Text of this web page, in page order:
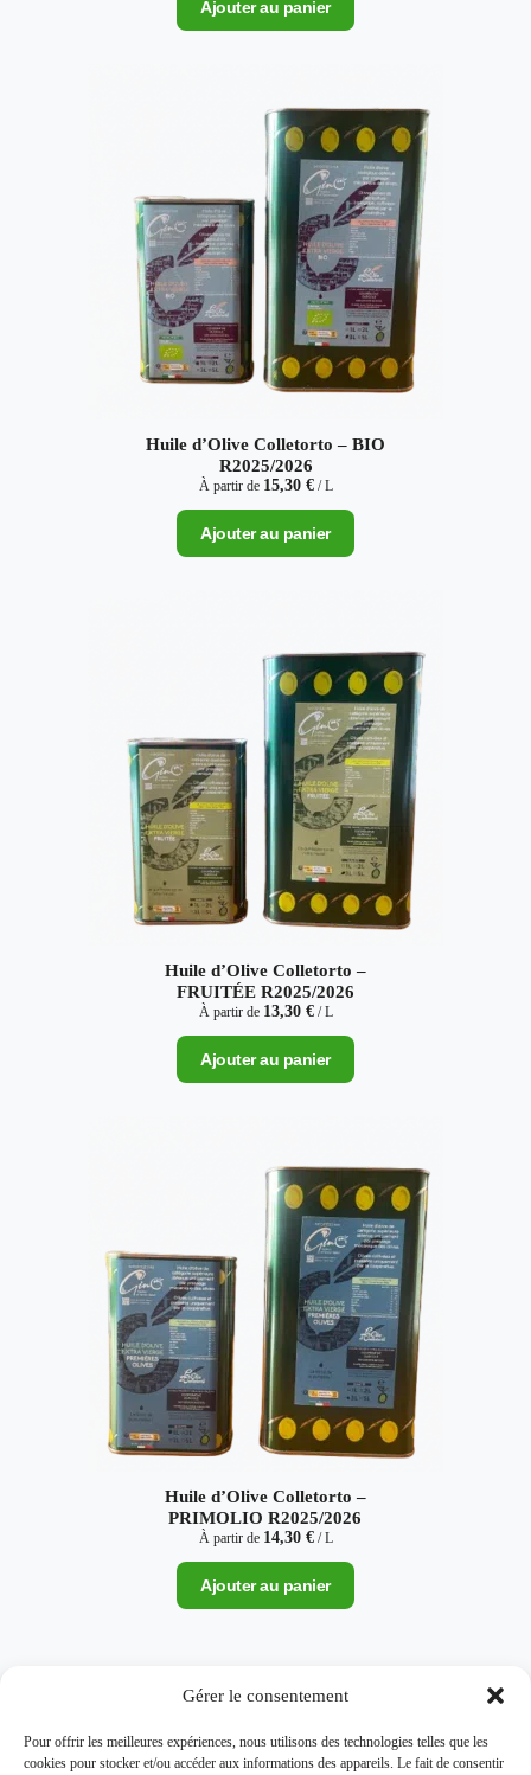
Gérer le consentement
Pour offrir les meilleures expériences, nous utilisons des technologies telles que les
cookies pour stocker et/ou accéder aux informations des appareils. Le fait de consentir
Ajouter au panier
Huile d’Olive Colletorto – BIO
R2025/2026
À partir de 15,30 €/ L
Ajouter au panier
Huile d’Olive Colletorto –
FRUITÉE R2025/2026
À partir de 13,30 €/ L
Ajouter au panier
Huile d’Olive Colletorto –
PRIMOLIO R2025/2026
À partir de 14,30 €/ L
Ajouter au panier